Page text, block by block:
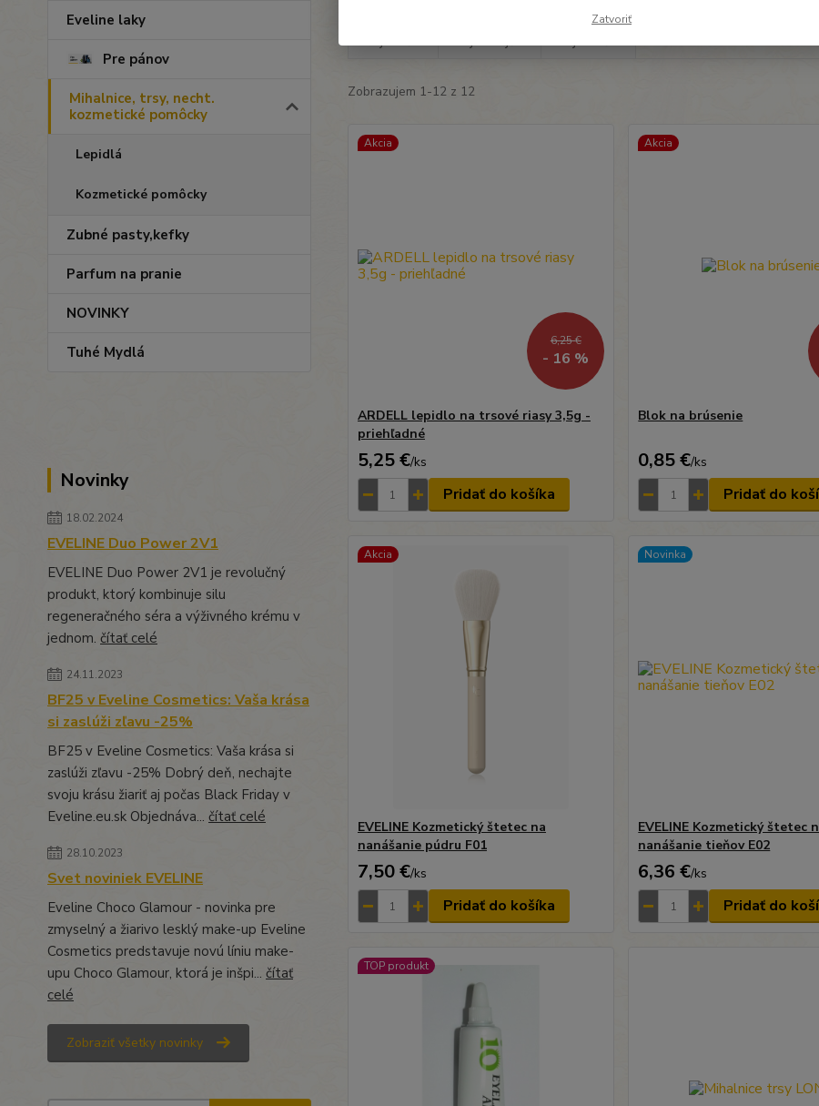
Eveline laky
Pre pánov
Mihalnice, trsy, necht.
kozmetické pomôcky
Lepidlá
Kozmetické pomôcky
Zubné pasty,kefky
Parfum na pranie
NOVINKY
Tuhé Mydlá
Novinky
18.02.2024
EVELINE Duo Power 2V1
EVELINE Duo Power 2V1 je revolučný
produkt, ktorý kombinuje silu
regeneračného séra a výživného krému v
jednom. čítať celé
24.11.2023
BF25 v Eveline Cosmetics: Vaša krása
si zaslúži zľavu -25%
BF25 v Eveline Cosmetics: Vaša krása si
zaslúži zľavu -25% Dobrý deň, nechajte
svoju krásu žiariť aj počas Black Friday v
Eveline.eu.sk Objednáva... čítať celé
28.10.2023
Svet noviniek EVELINE
Eveline Choco Glamour - novinka pre
zmyselný a žiarivo lesklý make-up Eveline
Cosmetics predstavuje novú líniu make-
upu Choco Glamour, ktorá je inšpi... čítať
celé
Zobraziť všetky novinky
Najnovšie Najlacnejšie Najdrahšie
Zobrazujem 1-12 z 12
Akcia
6,25 €
- 16 %
ARDELL lepidlo na trsové riasy 3,5g -
priehľadné
5,25 €/ks
Pridať do košíka
Akcia
Blok na brúsenie
0,85 €/ks
Pridať do
Akcia
EVELINE Kozmetický štetec na
nanášanie púdru F01
7,50 €/ks
Pridať do košíka
Novinka
EVELINE Kozmetický štetec
nanášanie tieňov E02
6,36 €/ks
Pridať do
TOP produkt
Zatvoriť